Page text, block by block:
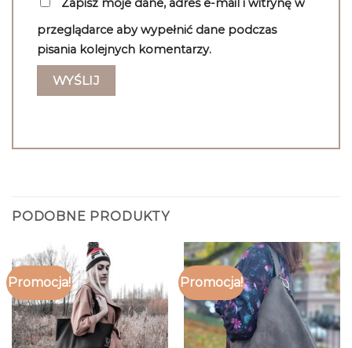
Zapisz moje dane, adres e-mail i witrynę w
przeglądarce aby wypełnić dane podczas
pisania kolejnych komentarzy.
PODOBNE PRODUKTY
Promocja! Promocja!